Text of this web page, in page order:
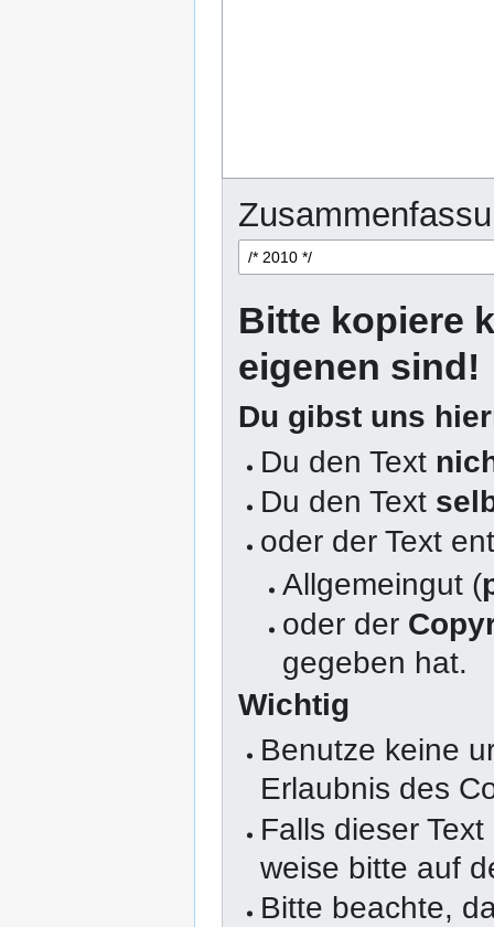
Bitte kopiere
eigenen sind!
Du gibst uns
Du den Text
Du den Text
oder der Text
Allgemeingut (
oder der
gegeben hat.
Wichtig
Benutze keine
Erlaubnis des
Falls dieser
weise bitte auf
Bitte beachte,